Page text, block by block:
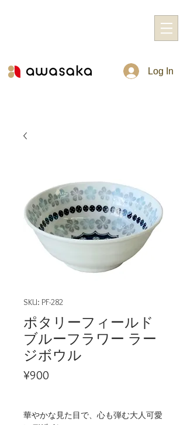
Log In
SKU: PF-282
ポタリーフィールド
ブルーフラワー ラー
ジボウル
¥900
華やかな見た目で、心も弾む大人可愛